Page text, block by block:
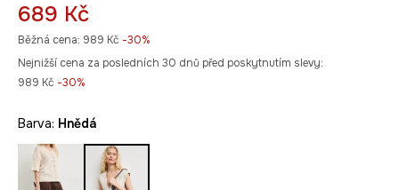
689 Kč
Běžná cena: 989 Kč -30%
Nejnižší cena za posledních 30 dnů před poskytnutím slevy:
989 Kč -30%
Barva: hnědá